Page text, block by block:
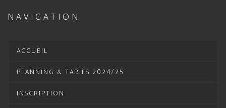
NAVIGATION
ACCUEIL
PLANNING & TARIFS 2024/25
INSCRIPTION